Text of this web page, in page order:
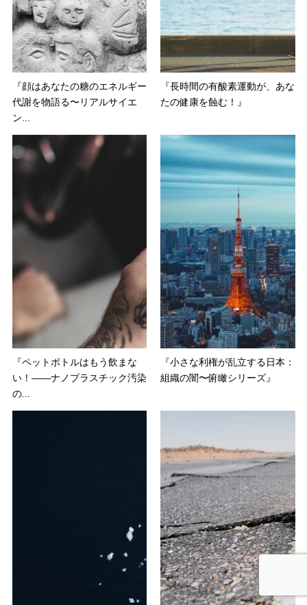
『顔はあなたの糖のエネルギー
代謝を物語る〜リアルサイエ
ン...
『長時間の有酸素運動が、あな
たの健康を蝕む！』
『ペットボトルはもう飲まな
い！——ナノプラスチック汚染
の...
『小さな利権が乱立する日本：
組織の闇〜俯瞰シリーズ』